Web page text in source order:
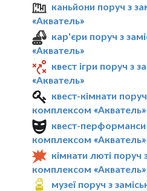
каньйони поруч з
«Акватель»
кар'єри поруч з
«Акватель»
квест ігри поруч з
«Акватель»
квест-кімнати
комплексом «Акватель»
квест-перформанси
комплексом «Акватель»
кімнати люті поруч
комплексом «Акватель»
музеї поруч з